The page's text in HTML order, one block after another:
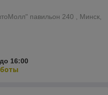
павильон 240 , Минск,
16:00